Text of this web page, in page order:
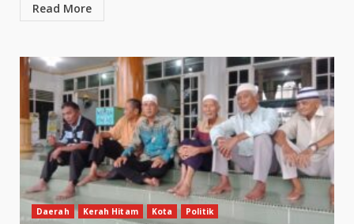
Read More
Daerah Kerah Hitam Kota Politik